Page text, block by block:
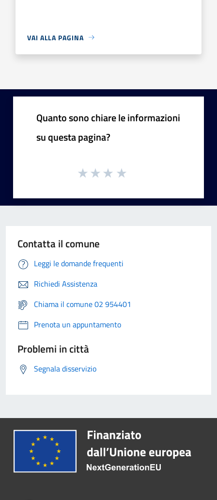
VAI ALLA PAGINA
Quanto sono chiare le informazioni
su questa pagina?
Contatta il comune
Leggi le domande frequenti
Richiedi Assistenza
Chiama il comune 02 954401
Prenota un appuntamento
Problemi in città
Segnala disservizio